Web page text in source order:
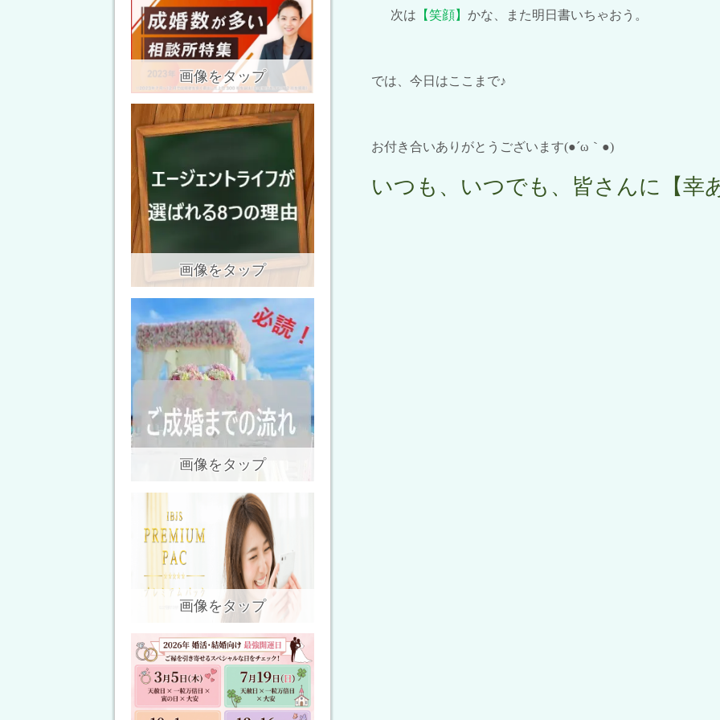
次は 【笑顔】 かな、また明日書いちゃおう。
では、今日はここまで♪
お付き合いありがとうございます(●´ω ｀ ●)
いつも、いつでも、皆さんに【幸
画像をタップ
画像をタップ
画像をタップ
画像をタップ